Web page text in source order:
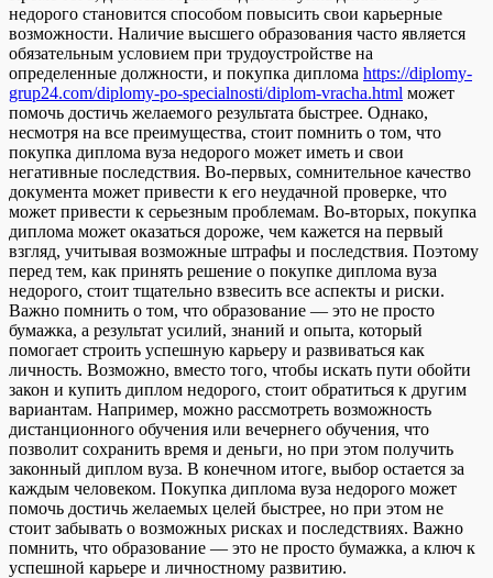
недорого становится способом повысить свои карьерные
возможности. Наличие высшего образования часто является
обязательным условием при трудоустройстве на
определенные должности, и покупка диплома https://diplomy-
grup24.com/diplomy-po-specialnosti/diplom-vracha.html может
помочь достичь желаемого результата быстрее. Однако,
несмотря на все преимущества, стоит помнить о том, что
покупка диплома вуза недорого может иметь и свои
негативные последствия. Во-первых, сомнительное качество
документа может привести к его неудачной проверке, что
может привести к серьезным проблемам. Во-вторых, покупка
диплома может оказаться дороже, чем кажется на первый
взгляд, учитывая возможные штрафы и последствия. Поэтому
перед тем, как принять решение о покупке диплома вуза
недорого, стоит тщательно взвесить все аспекты и риски.
Важно помнить о том, что образование — это не просто
бумажка, а результат усилий, знаний и опыта, который
помогает строить успешную карьеру и развиваться как
личность. Возможно, вместо того, чтобы искать пути обойти
закон и купить диплом недорого, стоит обратиться к другим
вариантам. Например, можно рассмотреть возможность
дистанционного обучения или вечернего обучения, что
позволит сохранить время и деньги, но при этом получить
законный диплом вуза. В конечном итоге, выбор остается за
каждым человеком. Покупка диплома вуза недорого может
помочь достичь желаемых целей быстрее, но при этом не
стоит забывать о возможных рисках и последствиях. Важно
помнить, что образование — это не просто бумажка, а ключ к
успешной карьере и личностному развитию.